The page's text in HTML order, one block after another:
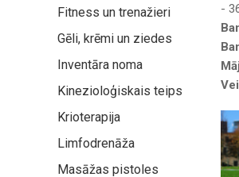
Fitness un trenažieri
Gēli, krēmi un ziedes
Inventāra noma
Kinezioloģiskais teips
Krioterapija
Limfodrenāža
Masāžas pistoles
-